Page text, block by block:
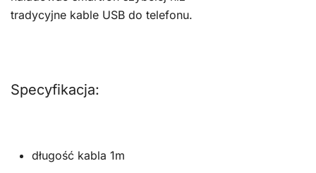
tradycyjne kable USB do telefonu.
Specyfikacja:
długość kabla 1m